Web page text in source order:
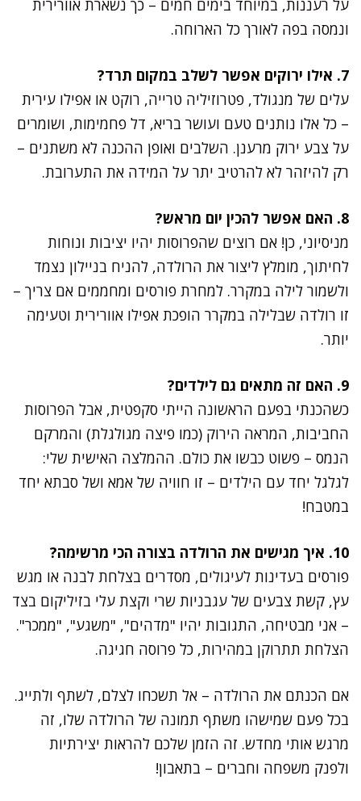
על רעננות, במיוחד בימים חמים – כך נשארת אוורירית
ונמסה בפה לאורך כל הארוחה.
7. אילו ירוקים אפשר לשלב במקום תרד?
עלים של מנגולד, פטרוזיליה טרייה, רוקט או אפילו עירית
– כל אלו נותנים טעם ועושר בריא, דל פחמימות, ושומרים
על צבע ירוק מרענן. השלבים ואופן ההכנה לא משתנים –
רק להיזהר לא להרטיב יתר על המידה את התערובת.
8. האם אפשר להכין יום מראש?
מניסיוני, כן! אם רוצים שהפרוסות יהיו יציבות ונוחות
לחיתוך, מומלץ ליצור את הרולדה, להניח בניילון נצמד
ולשמור לילה במקרר. למחרת פורסים ומחממים אם צריך –
זו רולדה שבלילה במקרר הופכת אפילו אוורירית וטעימה
יותר.
9. האם זה מתאים גם לילדים?
כשהכנתי בפעם הראשונה הייתי סקפטית, אבל הפרוסות
החביבות, המראה הירוק (כמו פיצה מגולגלת) והמרקם
הנמס – פשוט כבשו את כולם. ההמלצה האישית שלי:
לגלגל יחד עם הילדים – זו חוויה של אמא ושל סבתא יחד
במטבח!
10. איך מגישים את הרולדה בצורה הכי מרשימה?
פורסים בעדינות לעיגולים, מסדרים בצלחת לבנה או מגש
עץ, קשת צבעים של עגבניות שרי וקצת עלי בזיליקום בצד
– אני מבטיחה, התגובות יהיו "מדהים", "משגע", "ממכר".
הצלחת תתרוקן במהירות, כל פרוסה חגיגה.
אם הכנתם את הרולדה – אל תשכחו לצלם, לשתף ולתייג.
בכל פעם שמישהו משתף תמונה של הרולדה שלו, זה
מרגש אותי מחדש. זה הזמן שלכם להראות יצירתיות
ולפנק משפחה וחברים – בתאבון!